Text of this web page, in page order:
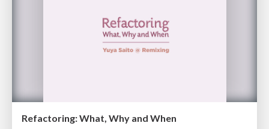
Refactoring: What, Why and When